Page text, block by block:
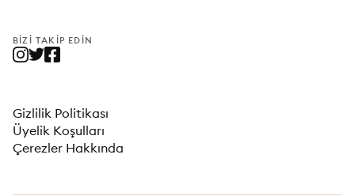
BIZI TAKIP EDIN
Gizlilik Politikası
Üyelik Koşulları
Çerezler Hakkında